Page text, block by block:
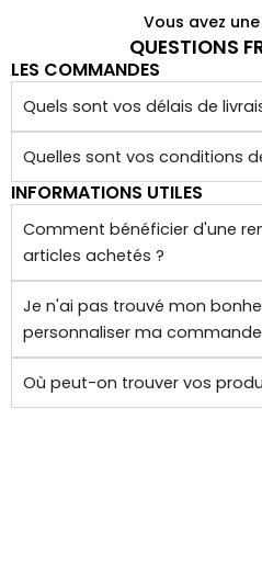
Vous avez
QUESTIONS
LES COMMANDES
Quels sont vos délais de
Quelles sont vos conditions
INFORMATIONS UTILES
Comment bénéficier d'une
articles achetés ?
Je n'ai pas trouvé mon
personnaliser ma
Où peut-on trouver vos